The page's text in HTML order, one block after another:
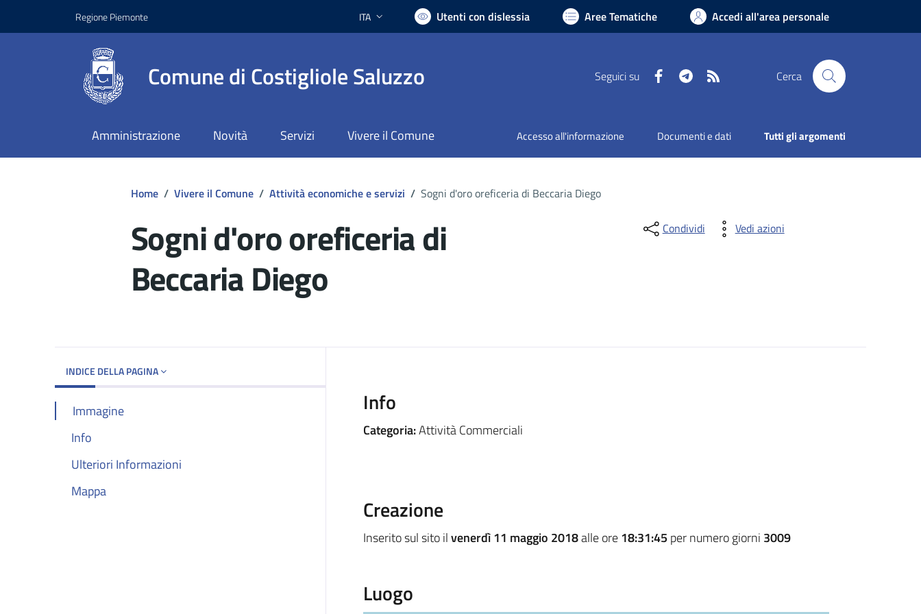
Regione Piemonte Lingua attiva:
ITA Utenti con dislessia Aree Tematiche Accedi all'area personale
Comune di Costigliole Saluzzo Seguici su FacebookTelegram Cerca
Amministrazione Novità Servizi Vivere il Comune Accesso all'informazione Documenti e dati Tutti gli argomenti
Home / Vivere il Comune / Attività economiche e servizi / Sogni d'oro oreficeria di Beccaria Diego
Sogni d'oro oreficeria di
Beccaria Diego
Condividi Vedi azioni
INDICE DELLA PAGINA
Immagine
Info
Ulteriori Informazioni
Mappa
Info
Categoria:Attività Commerciali
Creazione
Inserito sul sito ilvenerdì 11 maggio 2018alle ore18:31:45 per numero giorni 3009
Luogo